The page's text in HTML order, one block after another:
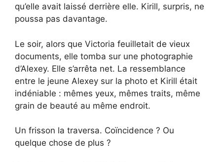
qu’elle avait laissé derrière elle. Kirill, surpris, ne
poussa pas davantage.
Le soir, alors que Victoria feuilletait de vieux
documents, elle tomba sur une photographie
d’Alexey. Elle s’arrêta net. La ressemblance
entre le jeune Alexey sur la photo et Kirill était
indéniable : mêmes yeux, mêmes traits, même
grain de beauté au même endroit.
Un frisson la traversa. Coïncidence ? Ou
quelque chose de plus ?